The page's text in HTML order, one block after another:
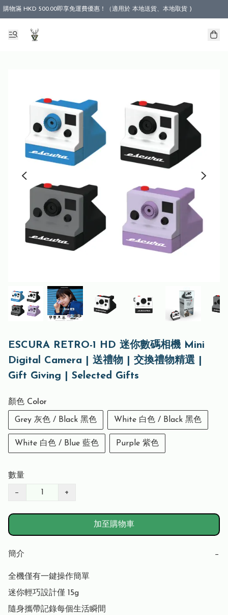
購物滿 HKD 500.00即享免運費優惠！（適用於 本地送貨、本地取貨 )
ESCURA RETRO-1 HD 迷你數碼相機 Mini
Digital Camera | 送禮物 | 交換禮物精選 |
Gift Giving | Selected Gifts
顏色 Color
Grey 灰色 / Black 黑色 White 白色 / Black 黑色
White 白色 / Blue 藍色 Purple 紫色
數量
− +
加至購物車
簡介 −
全機僅有一鍵操作簡單
迷你輕巧設計僅 15g
隨身攜帶記錄每個生活瞬間